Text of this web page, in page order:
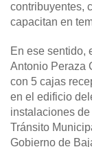
contribuyentes,
capacitan en
En ese sentido,
Antonio Peraza
con 5 cajas
en el edificio
instalaciones
Tránsito
Gobierno de